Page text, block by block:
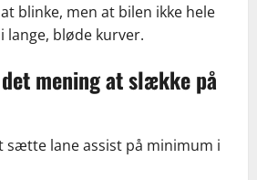
blinke, men at bilen ikke hele
lange, bløde kurver.
mening at slække på
sætte lane assist på minimum i